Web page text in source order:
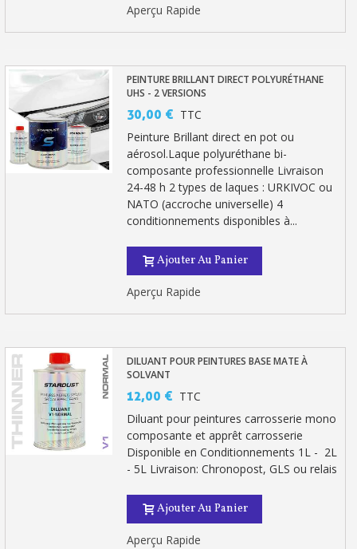
Aperçu Rapide
PEINTURE BRILLANT DIRECT POLYURÉTHANE
UHS - 2 VERSIONS
30,00 € TTC
Peinture Brillant direct en pot ou
aérosol.Laque polyuréthane bi-
composante professionnelle Livraison
24-48 h 2 types de laques : URKIVOC ou
NATO (accroche universelle) 4
conditionnements disponibles à...
Ajouter Au Panier
Aperçu Rapide
DILUANT POUR PEINTURES BASE MATE À
SOLVANT
12,00 € TTC
Diluant pour peintures carrosserie mono
composante et apprêt carrosserie
Disponible en Conditionnements 1L - 2L
- 5L Livraison: Chronopost, GLS ou relais
Ajouter Au Panier
Aperçu Rapide